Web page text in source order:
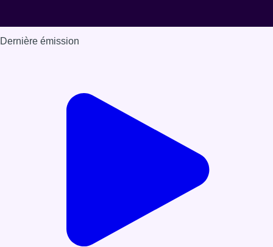
Dernière émission